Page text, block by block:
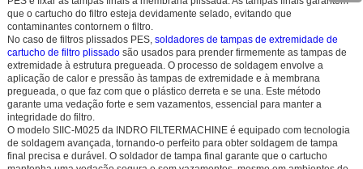
que o cartucho do filtro esteja devidamente selado, evitando que
contaminantes contornem o filtro.
No caso de filtros plissados PES, soldadores de tampas de extremidade de
cartucho de filtro plissadosão usados para prender firmemente as tampas de
extremidade à estrutura pregueada. O processo de soldagem envolve a
aplicação de calor e pressão às tampas de extremidade e à membrana
pregueada, o que faz com que o plástico derreta e se una. Este método
garante uma vedação forte e sem vazamentos, essencial para manter a
integridade do filtro.
O modelo SIIC-M025 da INDRO FILTERMACHINEé equipado com tecnologia
de soldagem avançada, tornando-o perfeito para obter soldagem de tampa
final precisa e durável. O soldador de tampa final garante que o cartucho